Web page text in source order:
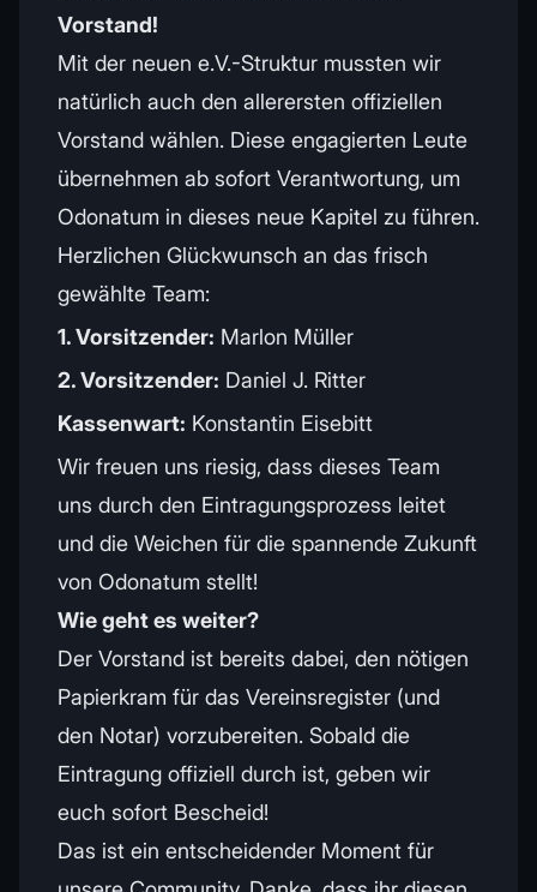
Vorstand!
Mit der neuen e.V.-Struktur mussten wir
natürlich auch den allerersten offiziellen
Vorstand wählen. Diese engagierten Leute
übernehmen ab sofort Verantwortung, um
Odonatum in dieses neue Kapitel zu führen.
Herzlichen Glückwunsch an das frisch
gewählte Team:
1. Vorsitzender: Marlon Müller
2. Vorsitzender: Daniel J. Ritter
Kassenwart: Konstantin Eisebitt
Wir freuen uns riesig, dass dieses Team
uns durch den Eintragungsprozess leitet
und die Weichen für die spannende Zukunft
von Odonatum stellt!
Wie geht es weiter?
Der Vorstand ist bereits dabei, den nötigen
Papierkram für das Vereinsregister (und
den Notar) vorzubereiten. Sobald die
Eintragung offiziell durch ist, geben wir
euch sofort Bescheid!
Das ist ein entscheidender Moment für